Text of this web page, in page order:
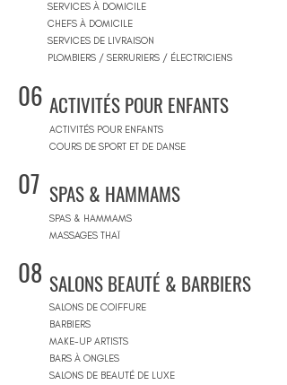
SERVICES À DOMICILE
CHEFS À DOMICILE
SERVICES DE LIVRAISON
PLOMBIERS / SERRURIERS / ÉLECTRICIENS
06 ACTIVITÉS POUR ENFANTS
ACTIVITÉS POUR ENFANTS
COURS DE SPORT ET DE DANSE
07 SPAS & HAMMAMS
SPAS & HAMMAMS
MASSAGES THAÏ
08 SALONS BEAUTÉ & BARBIERS
SALONS DE COIFFURE
BARBIERS
MAKE-UP ARTISTS
BARS À ONGLES
SALONS DE BEAUTÉ DE LUXE